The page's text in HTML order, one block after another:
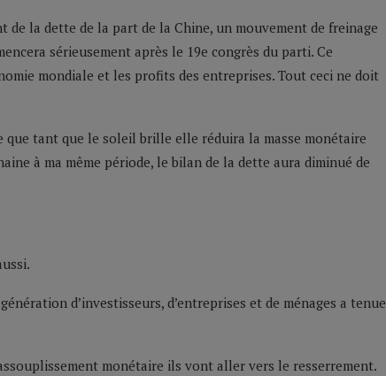
de la dette de la part de la Chine, un mouvement de freinage
sérieusement après le 19e congrès du parti. Ce
mondiale et les profits des entreprises. Tout ceci ne doit
que tant que le soleil brille elle réduira la masse monétaire
à ma même période, le bilan de la dette aura diminué de
d’investisseurs, d’entreprises et de ménages a tenue
monétaire ils vont aller vers le resserrement.